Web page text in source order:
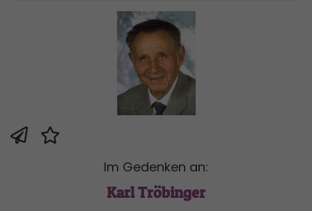
Im Gedenken an:
Karl Tröbinger